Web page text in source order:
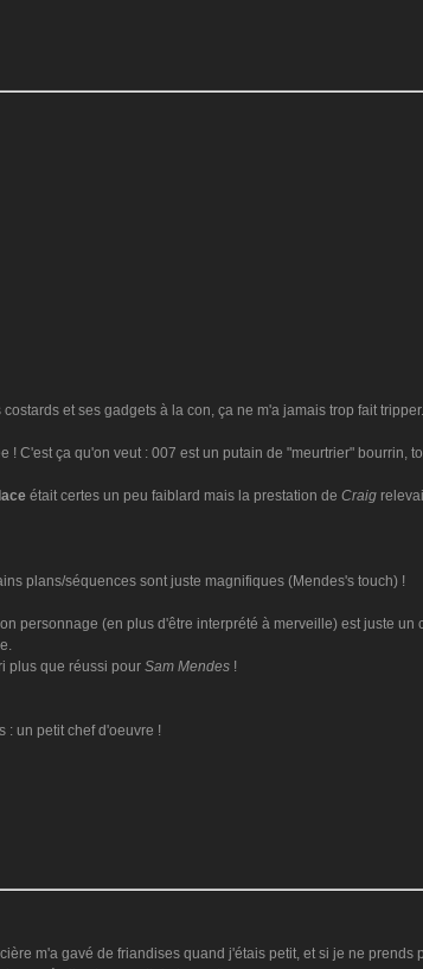
et ses gadgets à la con, ça ne m'a jamais trop fait tripper.
C'est ça qu'on veut : 007 est un putain de "meurtrier" bourrin,
était certes un peu faiblard mais la prestation de Craig
plans/séquences sont juste magnifiques (Mendes's touch) !
personnage (en plus d'être interprété à merveille) est juste un
plus que réussi pour Sam Mendes !
: un petit chef d'oeuvre !
m'a gavé de friandises quand j'étais petit, et si je ne prends